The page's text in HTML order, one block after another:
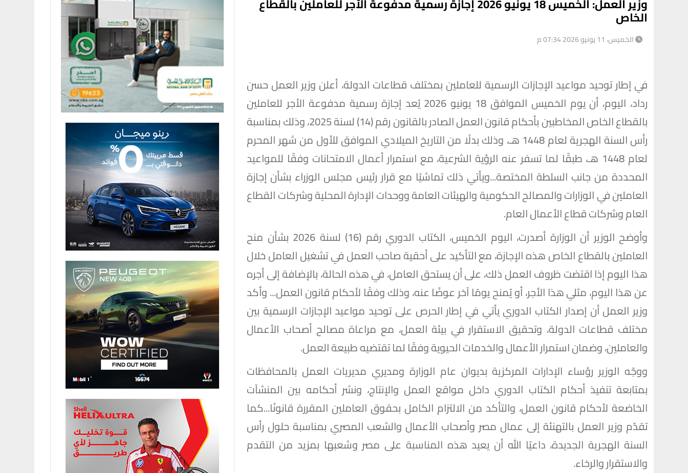
الخاص
الخميس، 11 يونيو 2026 07:34 م
في إطار توحيد مواعيد الإجازات الرسمية للعاملين بمختلف قطاعات الدولة، أعلن وزير العمل حسن
رداد، اليوم، أن يوم الخميس الموافق 18 يونيو 2026 يُعد إجازة رسمية مدفوعة الأجر للعاملين
بالقطاع الخاص المخاطبين بأحكام قانون العمل الصادر بالقانون رقم (14) لسنة 2025، وذلك بمناسبة
رأس السنة الهجرية لعام 1448 هـ، وذلك بدلًا من التاريخ الميلادي الموافق للأول من شهر المحرم
لعام 1448 هـ، طبقًا لما تسفر عنه الرؤية الشرعية، مع استمرار أعمال الامتحانات وفقًا للمواعيد
المحددة من جانب السلطة المختصة...ويأتي ذلك تماشيًا مع قرار رئيس مجلس الوزراء بشأن إجازة
العاملين في الوزارات والمصالح الحكومية والهيئات العامة ووحدات الإدارة المحلية وشركات القطاع
العام وشركات قطاع الأعمال العام.
وأوضح الوزير أن الوزارة أصدرت، اليوم الخميس، الكتاب الدوري رقم (16) لسنة 2026 بشأن منح
العاملين بالقطاع الخاص هذه الإجازة، مع التأكيد على أحقية صاحب العمل في تشغيل العامل خلال
هذا اليوم إذا اقتضت ظروف العمل ذلك، على أن يستحق العامل، في هذه الحالة، بالإضافة إلى أجره
عن هذا اليوم، مثلي هذا الأجر، أو يُمنح يومًا آخر عوضًا عنه، وذلك وفقًا لأحكام قانون العمل... وأكد
وزير العمل أن إصدار الكتاب الدوري يأتي في إطار الحرص على توحيد مواعيد الإجازات الرسمية بين
مختلف قطاعات الدولة، وتحقيق الاستقرار في بيئة العمل، مع مراعاة مصالح أصحاب الأعمال
والعاملين، وضمان استمرار الأعمال والخدمات الحيوية وفقًا لما تقتضيه طبيعة العمل.
ووجّه الوزير رؤساء الإدارات المركزية بديوان عام الوزارة ومديري مديريات العمل بالمحافظات
بمتابعة تنفيذ أحكام الكتاب الدوري داخل مواقع العمل والإنتاج، ونشر أحكامه بين المنشآت
الخاضعة لأحكام قانون العمل، والتأكد من الالتزام الكامل بحقوق العاملين المقررة قانونًا...كما
تقدّم وزير العمل بالتهنئة إلى عمال مصر وأصحاب الأعمال والشعب المصري بمناسبة حلول رأس
السنة الهجرية الجديدة، داعيًا الله أن يعيد هذه المناسبة على مصر وشعبها بمزيد من التقدم
والاستقرار والرخاء.